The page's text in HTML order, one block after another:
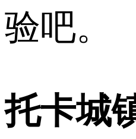
验吧。
托卡城